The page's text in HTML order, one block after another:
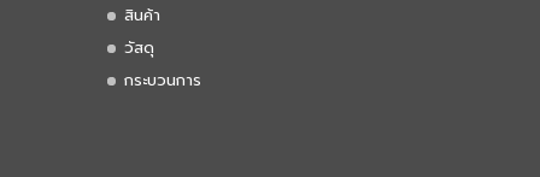
สินค้า
วัสดุ
กระบวนการ